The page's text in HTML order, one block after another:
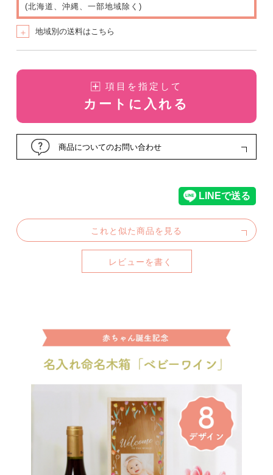
(北海道、沖縄、一部地域除く)
＋ 地域別の送料はこちら
項目を指定して
カートに入れる
商品についてのお問い合わせ
これと似た商品を見る
レビューを書く